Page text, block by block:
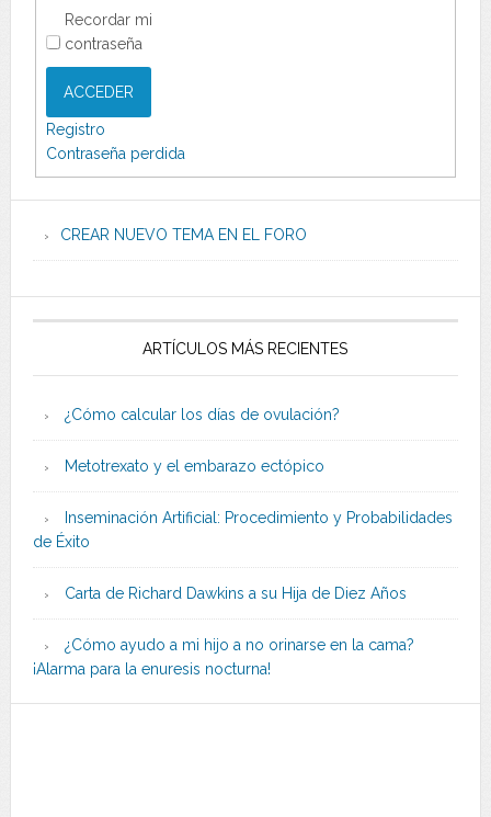
Recordar mi
contraseña
ACCEDER
Registro
Contraseña perdida
CREAR NUEVO TEMA EN EL FORO
ARTÍCULOS MÁS RECIENTES
¿Cómo calcular los días de ovulación?
Metotrexato y el embarazo ectópico
Inseminación Artificial: Procedimiento y Probabilidades
de Éxito
Carta de Richard Dawkins a su Hija de Diez Años
¿Cómo ayudo a mi hijo a no orinarse en la cama?
¡Alarma para la enuresis nocturna!